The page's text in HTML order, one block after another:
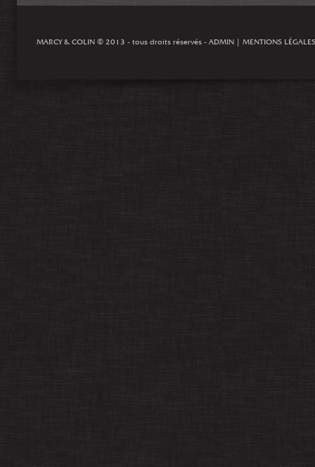
MARCY & COLIN © 2013 - tous droits réservés - ADMIN MENTIONS LÉGALES